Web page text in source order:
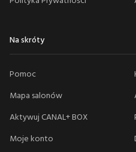
Na skróty
Pomoc
Mapa salonów
Aktywuj CANAL+ BOX
Moje konto